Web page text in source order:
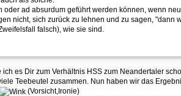
oder ad absurdum geführt werden können, wenn
nicht, sich zurück zu lehnen und zu sagen,
falsch), wie sie sind.
es Dir zum Verhältnis HSS zum Neandertaler
Teebeutel zusammen. Nun haben wir das
(Vorsicht,Ironie)